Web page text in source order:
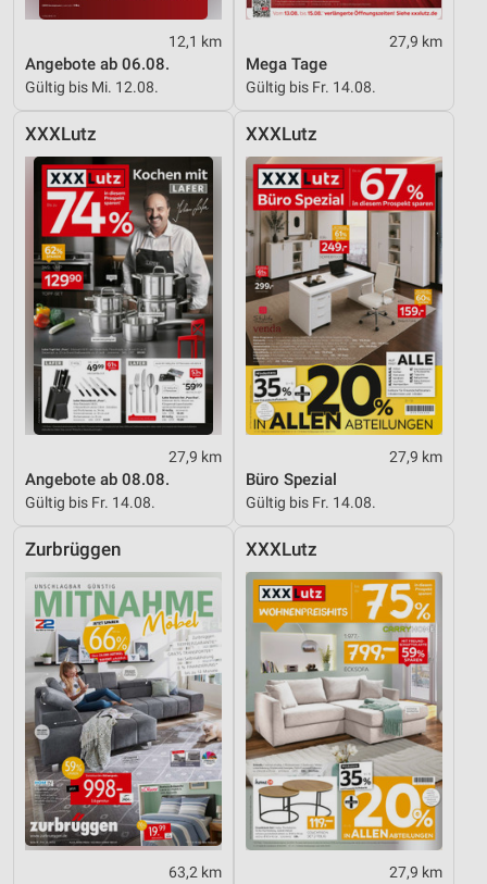
12,1 km
Angebote ab 06.08.
Gültig bis Mi. 12.08.
27,9 km
Mega Tage
Gültig bis Fr. 14.08.
XXXLutz
27,9 km
Angebote ab 08.08.
Gültig bis Fr. 14.08.
XXXLutz
27,9 km
Büro Spezial
Gültig bis Fr. 14.08.
Zurbrüggen
63,2 km
XXXLutz
27,9 km
Verwendung reduzierter Daten zur Auswahl von
Inhalten
IAB-Besonderheiten:
Verwendung genauer Standortdaten
Geräte anhand von aktiv angeforderten
Informationen identifizieren
Nicht-IAB-Verarbeitungszwecke:
Notwendig
Performance
Funktional
Werbung